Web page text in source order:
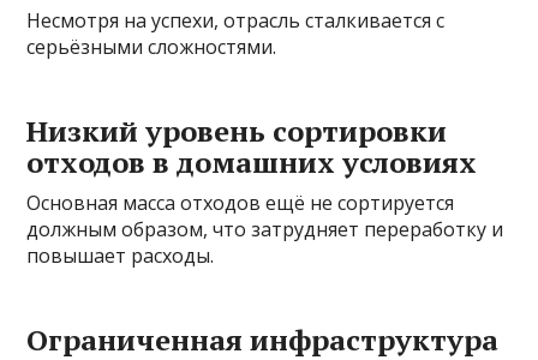
Несмотря на успехи, отрасль сталкивается с
серьёзными сложностями.
Низкий уровень сортировки
отходов в домашних условиях
Основная масса отходов ещё не сортируется
должным образом, что затрудняет переработку и
повышает расходы.
Ограниченная инфраструктура